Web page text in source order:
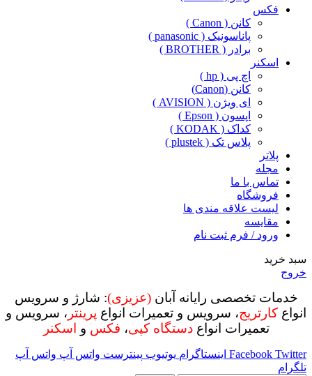
فکس
کانن ( Canon )
پاناسونیک ( panasonic )
برادر ( BROTHER )
اسکنر
اچ پی ( hp )
کانن (Canon)
ای ویژن ( AVISION )
اپسون ( Epson )
کداک ( KODAK )
پلاس تک ( plustek )
پلاتر
مجله
تماس با ما
فروشگاه
لیست علاقه مندی ها
مقایسه
ورود / فرم ثبت نام
سبد خرید
خروج
خدمات تخصصی رایانه آبان (عزیزی): شارژ و سرویس
انواع کارتریج، سرویس و تعمیرات انواع پرینتر ، سرویس و
تعمیرات انواعدستگاه کپی، فکس و اسکنر
Facebook Twitter اینستاگرام یوتیوب پینترست واتس آپ واتس آپ
تلگرام